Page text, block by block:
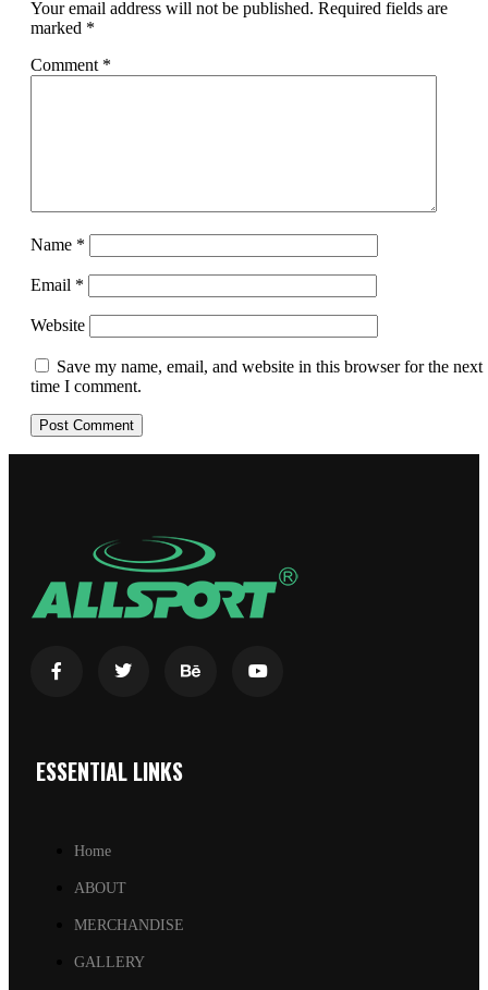
Your email address will not be published. Required fields are
marked *
Comment *
Name *
Email *
Website
Save my name, email, and website in this browser for the next
time I comment.
ESSENTIAL LINKS
Home
ABOUT
MERCHANDISE
GALLERY